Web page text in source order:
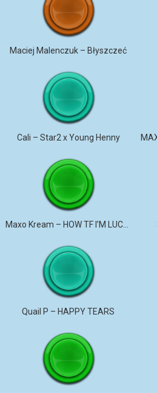
Maciej Malenczuk – Błyszczeć
Cali – Star2 x Young Henny
Maxo Kream – HOW TF I’M LUCKY
Quail P – HAPPY TEARS